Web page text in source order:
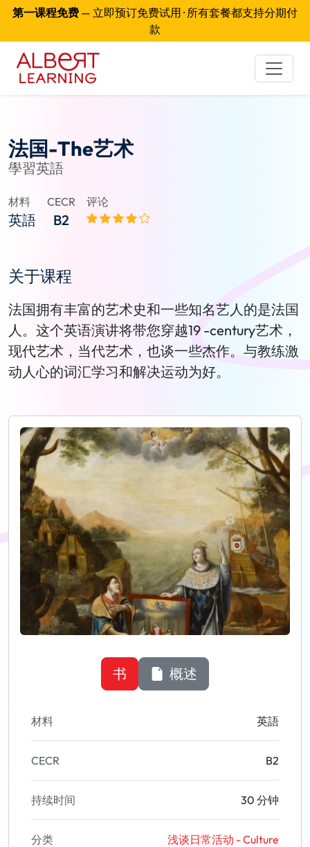
第一课程免费 — 立即预订免费试用 · 所有套餐都支持分期付
款
法国-The艺术
學習英語
材料
英語
CECR
B2
评论
关于课程
法国拥有丰富的艺术史和一些知名艺人的是法国
人。这个英语演讲将带您穿越19 -century艺术，
现代艺术，当代艺术，也谈一些杰作。与教练激
动人心的词汇学习和解决运动为好。
书 概述
材料 英語
CECR B2
持续时间 30 分钟
分类
浅谈日常活动 - Culture